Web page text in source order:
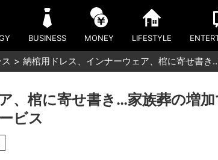
BUSINESS MONEY LIFESTYLE
納棺用ドレス、インナーウェア、棺に寄せ書
、棺に寄せ書き…家族葬の増加
ビス